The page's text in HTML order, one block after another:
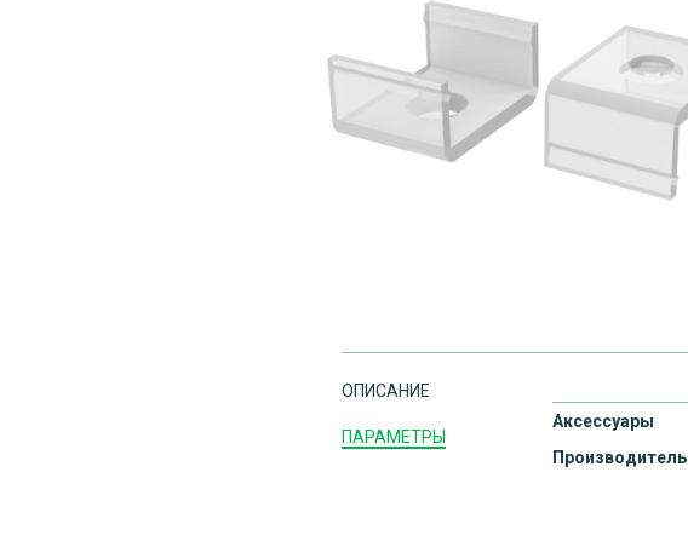
ОПИСАНИЕ
ПАРАМЕТРЫ
Аксессуары
Производитель